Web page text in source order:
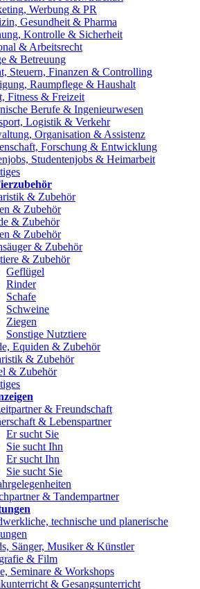
Werbung & PR
Gesundheit & Pharma
Kontrolle & Sicherheit
& Arbeitsrecht
& Betreuung
Steuern, Finanzen & Controlling
Raumpflege & Haushalt
Fitness & Freizeit
Berufe & Ingenieurwesen
Logistik & Verkehr
Organisation & Assistenz
Forschung & Entwicklung
Studentenjobs & Heimarbeit
& Zubehör
& Zubehör
& Zubehör
& Zubehör
& Zubehör
& Zubehör
Geflügel
Rinder
Schafe
Schweine
Ziegen
Sonstige Nutztiere
Equiden & Zubehör
& Zubehör
& Zubehör
& Freundschaft
& Lebenspartner
Er sucht Sie
Sie sucht Ihn
Er sucht Ihn
Sie sucht Sie
& Tandempartner
technische und planerische
Sänger, Musiker & Künstler
& Film
Seminare & Workshops
& Gesangsunterricht